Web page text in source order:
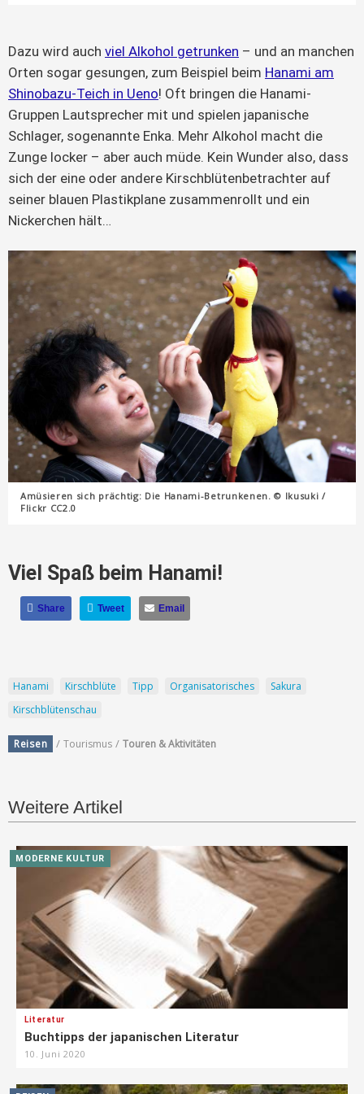
Dazu wird auch viel Alkohol getrunken – und an manchen
Orten sogar gesungen, zum Beispiel beim Hanami am
Shinobazu-Teich in Ueno! Oft bringen die Hanami-
Gruppen Lautsprecher mit und spielen japanische
Schlager, sogenannte Enka. Mehr Alkohol macht die
Zunge locker – aber auch müde. Kein Wunder also, dass
sich der eine oder andere Kirschblütenbetrachter auf
seiner blauen Plastikplane zusammenrollt und ein
Nickerchen hält…
Amüsieren sich prächtig: Die Hanami-Betrunkenen. © Ikusuki /
Flickr CC2.0
Viel Spaß beim Hanami!
Share Tweet Email
Hanami Kirschblüte Tipp Organisatorisches
Sakura
Kirschblütenschau
Reisen / Tourismus / Touren & Aktivitäten
Weitere Artikel
MODERNE KULTUR
Literatur
Buchtipps der japanischen Literatur
10. Juni 2020